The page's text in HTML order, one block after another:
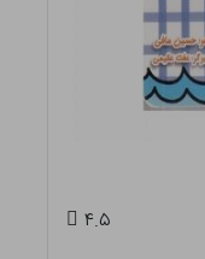
۴.۵